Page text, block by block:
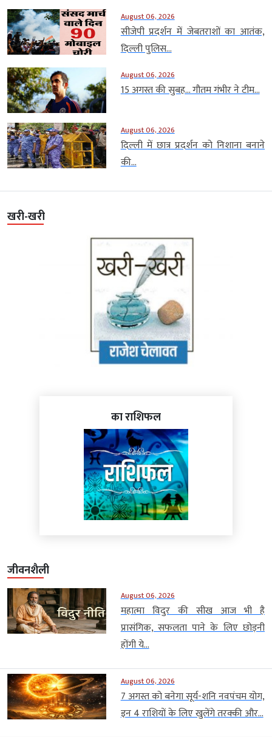
August 06, 2026
सीजेपी प्रदर्शन में जेबतराशों का आतंक,
दिल्ली पुलिस...
August 06, 2026
15 अगस्त की सुबह… गौतम गंभीर ने टीम...
August 06, 2026
दिल्ली में छात्र प्रदर्शन को निशाना बनाने
की...
खरी-खरी
का राशिफल
जीवनशैली
August 06, 2026
महात्मा विदुर की सीख आज भी है
प्रासंगिक, सफलता पाने के लिए छोड़नी
होंगी ये...
August 06, 2026
7 अगस्त को बनेगा सूर्य-शनि नवपंचम योग,
इन 4 राशियों के लिए खुलेंगे तरक्की और...